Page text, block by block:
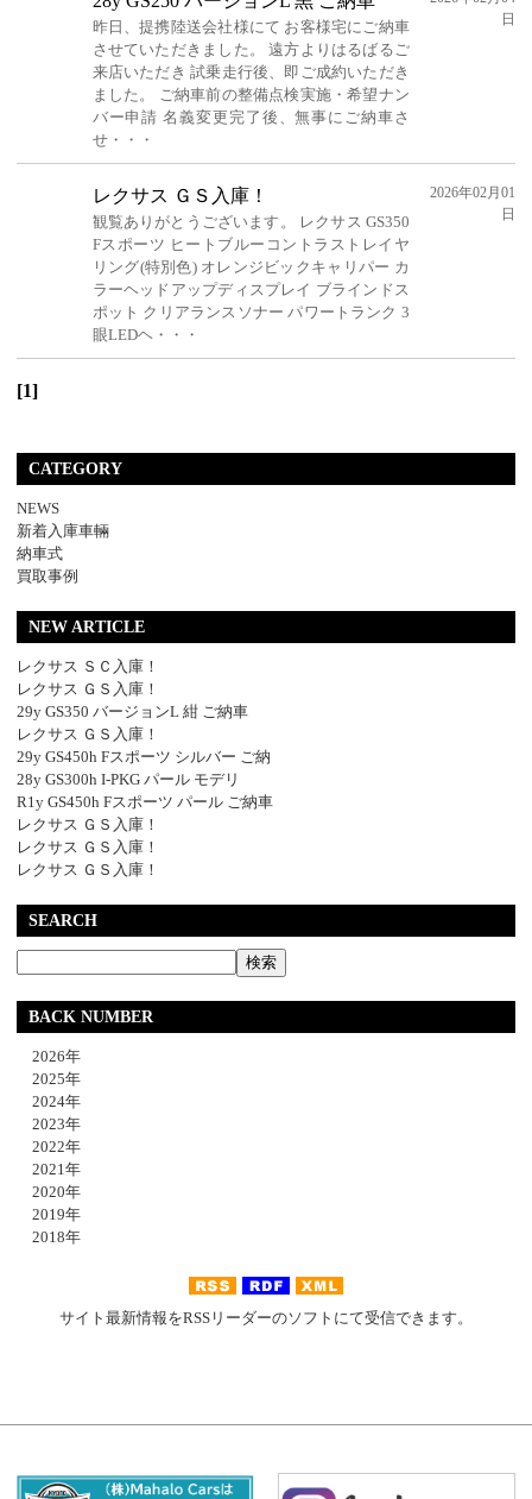
昨日、提携陸送会社様にて お客様宅にご納車
させていただきました。 遠方よりはるばるご
来店いただき 試乗走行後、即ご成約いただき
ました。 ご納車前の整備点検実施・希望ナン
バー申請 名義変更完了後、無事にご納車さ
せ・・・
日
レクサス ＧＳ入庫！
観覧ありがとうございます。 レクサス GS350
Fスポーツ ヒートブルーコントラストレイヤ
リング(特別色) オレンジビックキャリパー カ
ラーヘッドアップディスプレイ ブラインドス
ポット クリアランスソナー パワートランク 3
眼LEDヘ・・・
2026年02月01
日
[1]
CATEGORY
NEWS
新着入庫車輛
納車式
買取事例
NEW ARTICLE
レクサス ＳＣ入庫！
レクサス ＧＳ入庫！
29y GS350 バージョンL 紺 ご納車
レクサス ＧＳ入庫！
29y GS450h Fスポーツ シルバー ご納
28y GS300h I-PKG パール モデリ
R1y GS450h Fスポーツ パール ご納車
レクサス ＧＳ入庫！
レクサス ＧＳ入庫！
レクサス ＧＳ入庫！
SEARCH
BACK NUMBER
2026年
2025年
2024年
2023年
2022年
2021年
2020年
2019年
2018年
サイト最新情報をRSSリーダーのソフトにて受信できます。